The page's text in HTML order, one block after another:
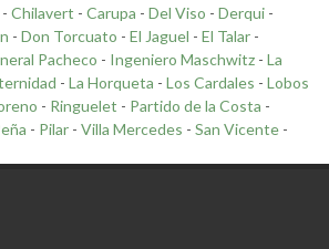
- Chilavert - Carupa - Del Viso - Derqui -
- Don Torcuato - El Jaguel - El Talar -
Pacheco - Ingeniero Maschwitz - La
- La Horqueta - Los Cardales - Lobos
- Ringuelet - Partido de la Costa -
- Pilar - Villa Mercedes - San Vicente -